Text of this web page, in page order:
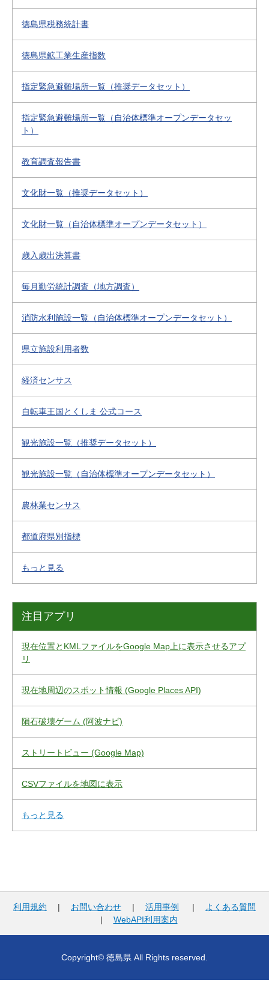
徳島県税務統計書
徳島県鉱工業生産指数
指定緊急避難場所一覧（推奨データセット）
指定緊急避難場所一覧（自治体標準オープンデータセッ
ト）
教育調査報告書
文化財一覧（推奨データセット）
文化財一覧（自治体標準オープンデータセット）
歳入歳出決算書
毎月勤労統計調査（地方調査）
消防水利施設一覧（自治体標準オープンデータセット）
県立施設利用者数
経済センサス
自転車王国とくしま 公式コース
観光施設一覧（推奨データセット）
観光施設一覧（自治体標準オープンデータセット）
農林業センサス
都道府県別指標
もっと見る
注目アプリ
現在位置とKMLファイルをGoogle Map上に表示させるアプ
リ
現在地周辺のスポット情報 (Google Places API)
隕石破壊ゲーム (阿波ナビ)
ストリートビュー (Google Map)
CSVファイルを地図に表示
もっと見る
利用規約 | お問い合わせ | 活用事例 |
よくある質問
| WebAPI利用案内
Copyright© 徳島県 All Rights reserved.